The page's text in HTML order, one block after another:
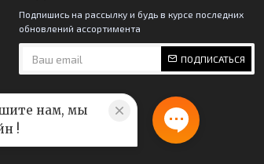
Подпишись на рассылку и будь в курсе последних
обновлений ассортимента
ПОДПИСАТЬСЯ
нам, мы
!